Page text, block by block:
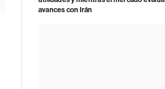
avances con Irán